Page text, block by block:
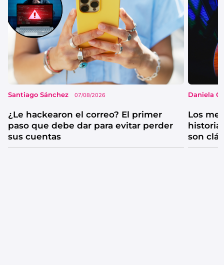
Santiago Sánchez 07/08/2026
¿Le hackearon el correo? El primer
paso que debe dar para evitar perder
sus cuentas
Daniela
Los
historia
son